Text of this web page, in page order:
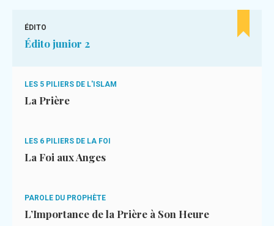
ÉDITO
Édito junior 2
LES 5 PILIERS DE L'ISLAM
La Prière
LES 6 PILIERS DE LA FOI
La Foi aux Anges
PAROLE DU PROPHÈTE
L’Importance de la Prière à Son Heure